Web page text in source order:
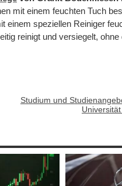
mit einem feuchten Tuch
einem speziellen Reiniger
reinigt und versiegelt, ohne
Studium und